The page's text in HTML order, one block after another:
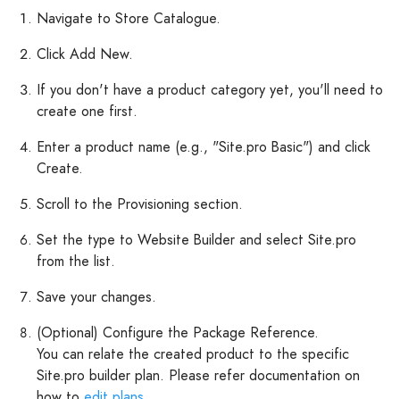
Navigate to Store Catalogue.
Click Add New.
If you don't have a product category yet, you'll need to
create one first.
Enter a product name (e.g., "Site.pro Basic") and click
Create.
Scroll to the Provisioning section.
Set the type to Website Builder and select Site.pro
from the list.
Save your changes.
(Optional) Configure the Package Reference.
You can relate the created product to the specific
Site.pro builder plan. Please refer documentation on